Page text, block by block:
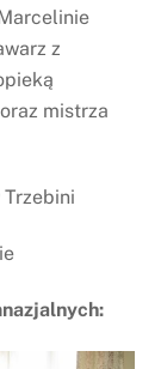
z
mistrza